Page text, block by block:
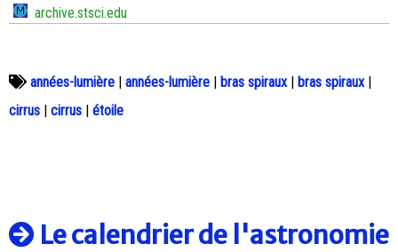
archive.stsci.edu
années-lumière | années-lumière | bras spiraux | bras spiraux |
cirrus | cirrus | étoile
Le calendrier de l'astronomie